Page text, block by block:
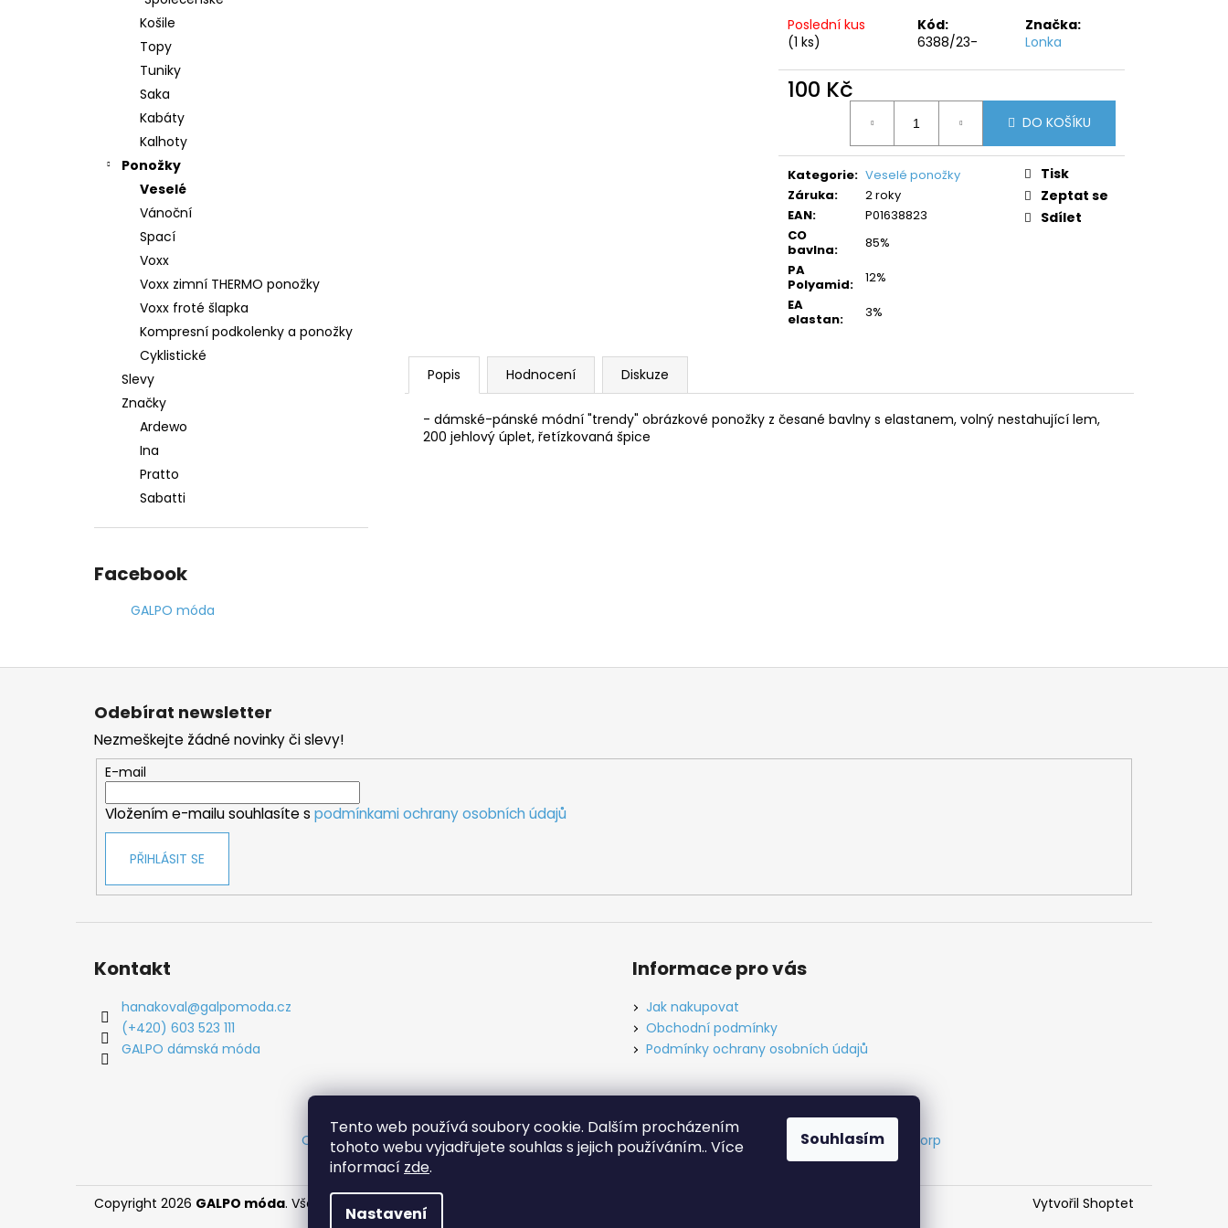
Tento web používá soubory cookie. Dalším procházením
tohoto webu vyjadřujete souhlas s jejich používáním.. Více
informací zde.
Nastavení
Souhlasím
Košile
Topy
Tuniky
Saka
Kabáty
Kalhoty
Ponožky
Veselé
Vánoční
Spací
Voxx
Voxx zimní THERMO ponožky
Voxx froté šlapka
Kompresní podkolenky a ponožky
Cyklistické
Slevy
Značky
Ardewo
Ina
Pratto
Sabatti
Facebook
GALPO móda
Poslední kus
(1 ks)
Kód:
6388/23-
Značka:
Lonka
100 Kč
DO KOŠÍKU
Kategorie: Veselé ponožky
Záruka:
2 roky
EAN:
P01638823
CO
bavlna:
85%
PA
Polyamid:
12%
EA
elastan: 3%
Tisk
Zeptat se
Sdílet
Popis Hodnocení Diskuze
- dámské-pánské módní "trendy" obrázkové ponožky z česané bavlny s elastanem, volný nestahující lem,
200 jehlový úplet, řetízkovaná špice
Z
Odebírat newsletter
Nezmeškejte žádné novinky či slevy!
E-mail
Vložením e-mailu souhlasíte s podmínkami ochrany osobních údajů
PŘIHLÁSIT SE
Kontakt
hanakoval@galpomoda.cz
(+420) 603 523 111
GALPO dámská móda
Informace pro vás
Jak nakupovat
Obchodní podmínky
Podmínky ochrany osobních údajů
Obchodní podmínky Ochrana osobních údajů Tabulky velikostí Kontakt O nás Vytvořil Cabakorp
Vytvořil Shoptet
Copyright 2026 GALPO móda. Všechna práva vyhrazena.